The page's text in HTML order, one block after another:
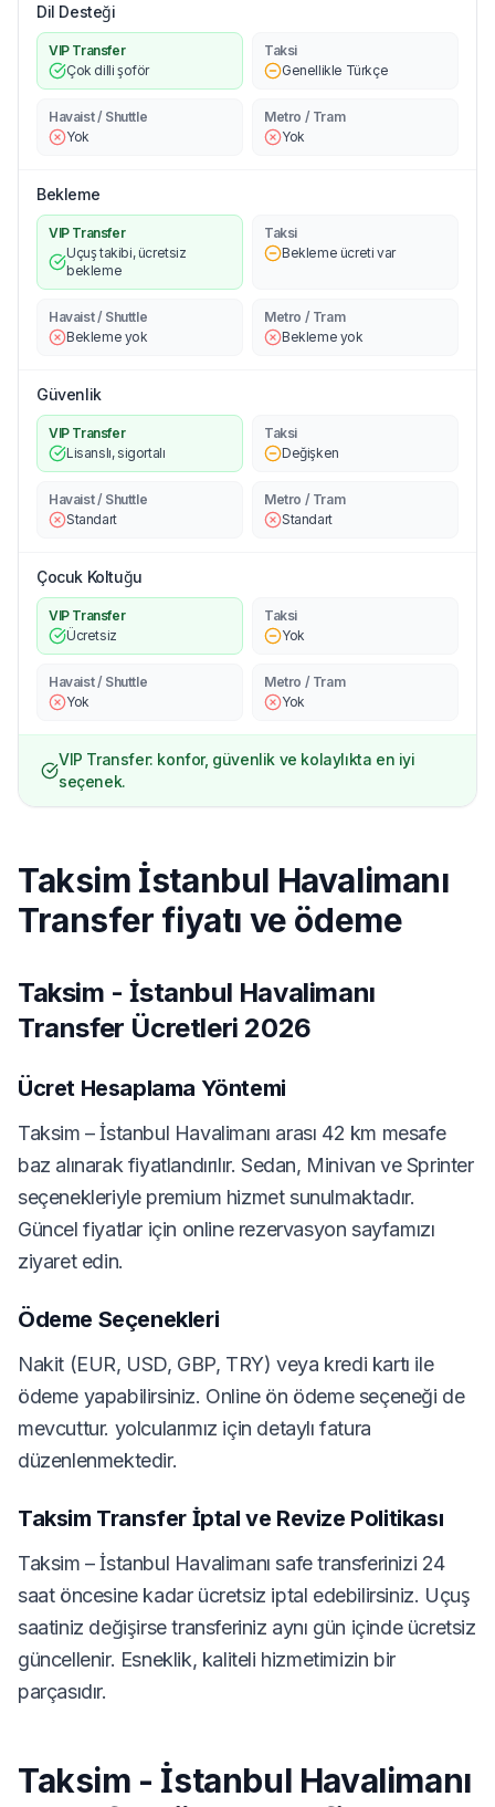
Dil Desteği
VIP Transfer
Çok dilli şoför
Taksi
Genellikle Türkçe
Havaist / Shuttle
Yok
Metro / Tram
Yok
Bekleme
VIP Transfer
Uçuş takibi, ücretsiz
bekleme
Taksi
Bekleme ücreti var
Havaist / Shuttle
Bekleme yok
Metro / Tram
Bekleme yok
Güvenlik
VIP Transfer
Lisanslı, sigortalı
Taksi
Değişken
Havaist / Shuttle
Standart
Metro / Tram
Standart
Çocuk Koltuğu
VIP Transfer
Ücretsiz
Taksi
Yok
Havaist / Shuttle
Yok
Metro / Tram
Yok
VIP Transfer: konfor, güvenlik ve kolaylıkta en iyi
seçenek.
Taksim İstanbul Havalimanı
Transfer fiyatı ve ödeme
Taksim - İstanbul Havalimanı
Transfer Ücretleri 2026
Ücret Hesaplama Yöntemi
Taksim – İstanbul Havalimanı arası 42 km mesafe
baz alınarak fiyatlandırılır. Sedan, Minivan ve Sprinter
seçenekleriyle premium hizmet sunulmaktadır.
Güncel fiyatlar için online rezervasyon sayfamızı
ziyaret edin.
Ödeme Seçenekleri
Nakit (EUR, USD, GBP, TRY) veya kredi kartı ile
ödeme yapabilirsiniz. Online ön ödeme seçeneği de
mevcuttur. yolcularımız için detaylı fatura
düzenlenmektedir.
Taksim Transfer İptal ve Revize Politikası
Taksim – İstanbul Havalimanı safe transferinizi 24
saat öncesine kadar ücretsiz iptal edebilirsiniz. Uçuş
saatiniz değişirse transferiniz aynı gün içinde ücretsiz
güncellenir. Esneklik, kaliteli hizmetimizin bir
parçasıdır.
Taksim - İstanbul Havalimanı